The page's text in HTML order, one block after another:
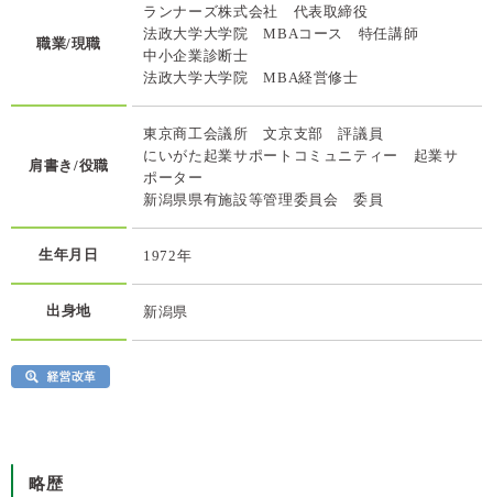
職業/現職
ランナーズ株式会社 代表取締役
法政大学大学院 MBAコース 特任講師
中小企業診断士
法政大学大学院 MBA経営修士
肩書き/役職
東京商工会議所 文京支部 評議員
にいがた起業サポートコミュニティー 起業サ
ポーター
新潟県県有施設等管理委員会 委員
生年月日 1972年
出身地 新潟県
略歴